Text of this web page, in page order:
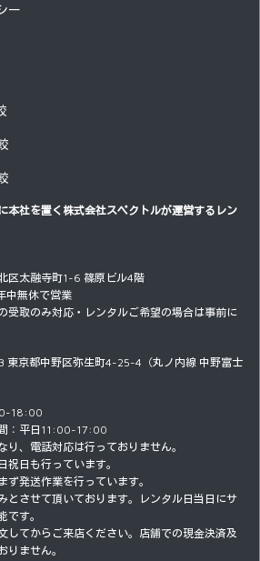
ー
本社を置く 株式会社スペクトルが運営するレン
区太融寺町1-6 篠原ビル4階
中無休で営業
受取のみ対応・レンタルご希望の場合は事前に
東京都中野区弥生町4-25-4（丸ノ内線 中野富士
18:00
：平日11:00-17:00
、電話対応は行っておりません。
日も行っています。
発送作業を行っています。
とさせて頂いております。レンタル日当日にサ
です。
てからご来店ください。店舗での現金決済及
りません。